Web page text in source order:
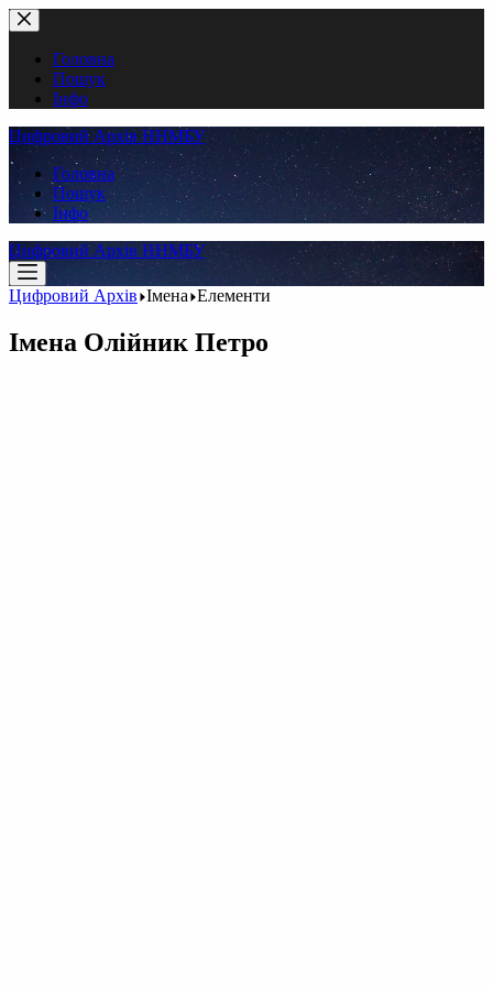
Перейти
до
вмістуГоловна
Пошук
Інфо
Цифровий Архів ННМБУ
Головна
Пошук
Інфо
Цифровий Архів ННМБУ
Цифровий Архів Імена Елементи
Імена Олійник Петро